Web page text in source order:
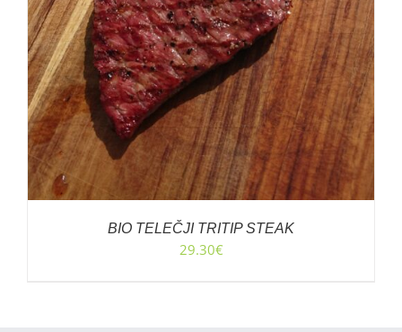
BIO TELEČJI TRITIP STEAK
29.30€